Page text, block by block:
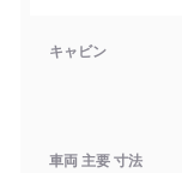
キャビン
車両 主要 寸法